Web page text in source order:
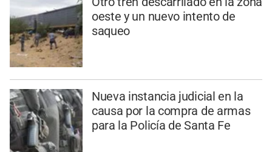
oeste y un nuevo intento de
saqueo
Nueva instancia judicial en la
causa por la compra de armas
para la Policía de Santa Fe